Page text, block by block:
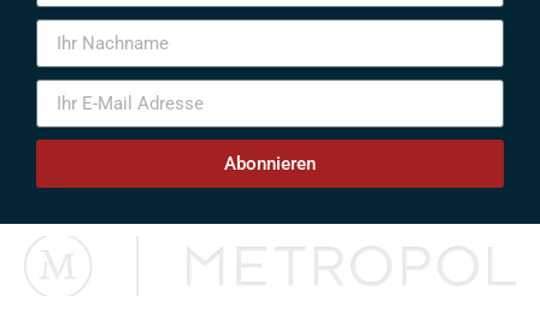
Abonnieren